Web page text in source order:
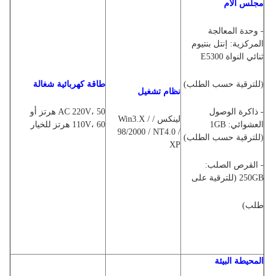
مجلس الأم
- وحدة المعالجة
المركزية: إنتل بنتيوم
ثنائي النواة E5300
(للترقية حسب الطلب)
- ذاكرة الوصول
العشوائي: 1GB
(للترقية حسب الطلب)
- القرص الصلب:
250GB (للترقية على
طلب)
نظام تشغيل
لينكس / Win3.X /
98/2000 / NT4.0 /
XP
طاقة كهربائية شغالة
AC 220V، 50 هرتز أو
110V، 60 هرتز للخيار
المحيطة البيئة